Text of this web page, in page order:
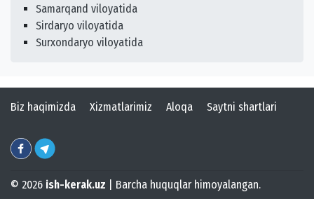
Samarqand viloyatida
Sirdaryo viloyatida
Surxondaryo viloyatida
Biz haqimizda Xizmatlarimiz Aloqa Saytni shartlari
© 2026 ish-kerak.uz | Barcha huquqlar himoyalangan.